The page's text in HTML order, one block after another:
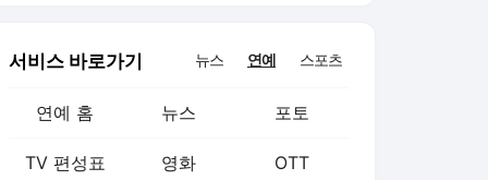
서비스 바로가기 뉴스 연예 스포츠
연예 홈 뉴스 포토
TV 편성표 영화 OTT